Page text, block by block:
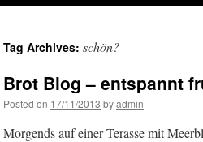
content
Tag Archives: schön?
Brot Blog – entspannt
Posted on 17/11/2013 byadmin
Morgends auf einer Terasse mit